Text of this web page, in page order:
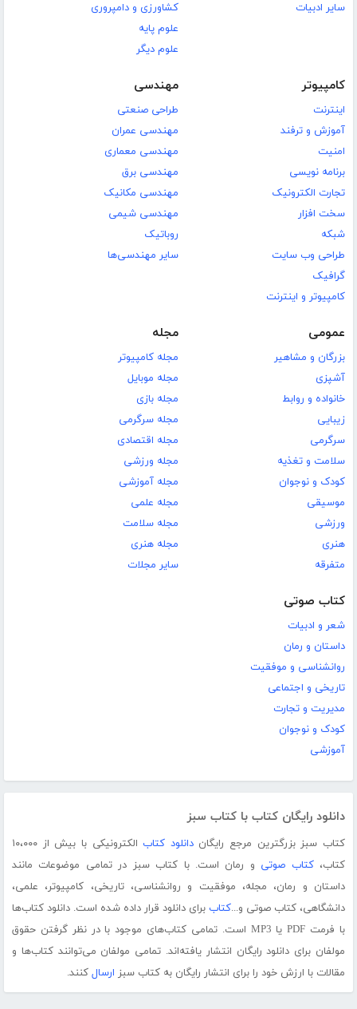
سایر ادبیات
کشاورزی و دامپروری
علوم پایه
علوم دیگر
کامپیوتر
اینترنت
آموزش و ترفند
امنیت
برنامه نویسی
تجارت الکترونیک
سخت افزار
شبکه
طراحی وب سایت
گرافیک
کامپیوتر و اینترنت
مهندسی
طراحی صنعتی
مهندسی عمران
مهندسی معماری
مهندسی برق
مهندسی مکانیک
مهندسی شیمی
روباتیک
سایر مهندسی‌ها
عمومی
بزرگان و مشاهیر
آشپزی
خانواده و روابط
زیبایی
سرگرمی
سلامت و تغذیه
کودک و نوجوان
موسیقی
ورزشی
هنری
متفرقه
مجله
مجله کامپیوتر
مجله موبایل
مجله بازی
مجله سرگرمی
مجله اقتصادی
مجله ورزشی
مجله آموزشی
مجله علمی
مجله سلامت
مجله هنری
سایر مجلات
کتاب صوتی
شعر و ادبیات
داستان و رمان
روانشناسی و موفقیت
تاریخی و اجتماعی
مدیریت و تجارت
کودک و نوجوان
آموزشی
دانلود رایگان کتاب با کتاب سبز
کتاب سبز بزرگترین مرجع رایگاندانلود کتاب
الکترونیکی با بیش از ۱۰،۰۰۰
کتاب،کتاب صوتی و رمان است. با کتاب سبز در تمامی موضوعات مانند
داستان و رمان، مجله، موفقیت و روانشناسی، تاریخی، کامپیوتر، علمی،
دانشگاهی، کتاب صوتی و...کتاب برای دانلود قرار داده شده است. دانلود کتاب‌ها
با فرمت PDF یا MP3 است. تمامی کتاب‌های موجود با در نظر گرفتن حقوق
مولفان برای دانلود رایگان انتشار یافته‌اند. تمامی مولفان می‌توانند کتاب‌ها و
مقالات با ارزش خود را برای انتشار رایگان به کتاب سبز ارسال کنند.